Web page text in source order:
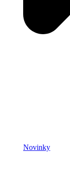
Novinky